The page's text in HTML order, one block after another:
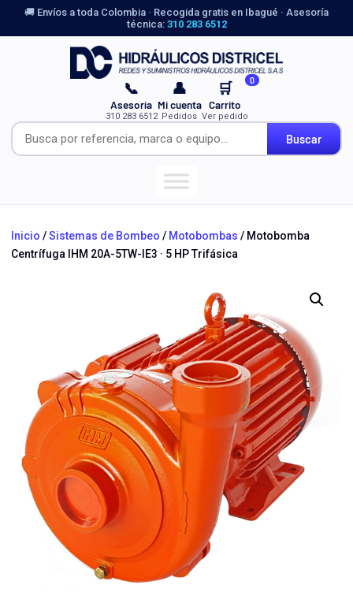
🚚 Envíos a toda Colombia · Recogida gratis en Ibagué · Asesoría
técnica: 310 283 6512
Buscar
📞
Asesoría
310 283 6512
👤
Mi cuenta
Pedidos
🛒 0
Carrito
Ver pedido
Inicio /Sistemas de Bombeo / Motobombas / Motobomba
Centrífuga IHM 20A-5TW-IE3 · 5 HP Trifásica